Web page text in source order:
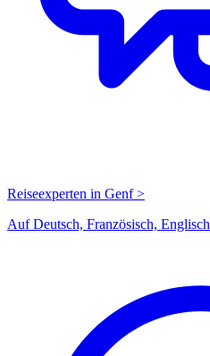
Reiseexperten in Genf >
Auf Deutsch, Französisch, Englisch